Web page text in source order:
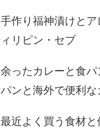
手作り福神漬けと
ィリピン・セブ
余ったカレーと食
パンと海外で便利
最近よく買う食材と